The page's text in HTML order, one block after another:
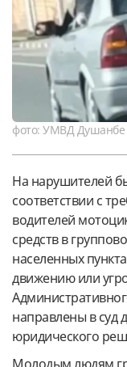
фото: УМВД Душанбе
На нарушителей
соответствии с
водителей
средств в
населенных
движению или
направлены в суд
юридического